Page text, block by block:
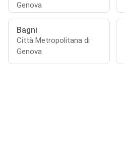
Genova
Bagni
Città Metropolitana di
Genova